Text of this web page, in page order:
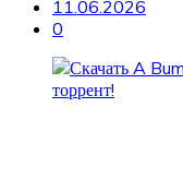
11.06.2026
0